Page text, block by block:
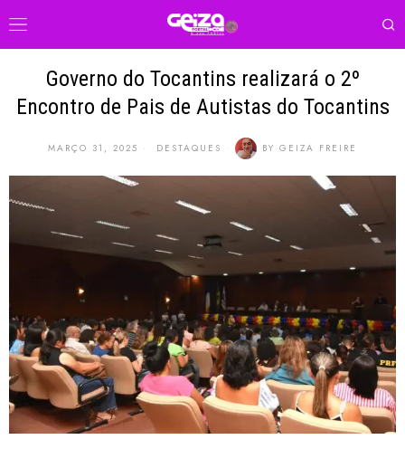
Governo do Tocantins realizará o 2º
Encontro de Pais de Autistas do Tocantins
MARÇO 31, 2025 DESTAQUES BY GEIZA FREIRE